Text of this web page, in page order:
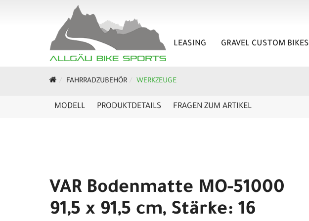
LEASING GRAVEL CUSTOM BIKES
FAHRRADZUBEHÖR WERKZEUGE
MODELL PRODUKTDETAILS FRAGEN ZUM ARTIKEL
VAR Bodenmatte MO-51000
91,5 x 91,5 cm, Stärke: 16